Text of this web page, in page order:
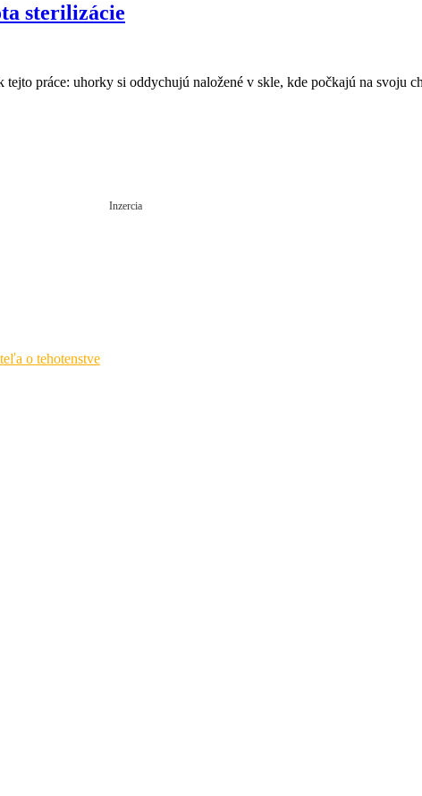
sterilizácie
práce: uhorky si oddychujú naložené v skle, kde počkajú na svoju
Inzercia
o tehotenstve